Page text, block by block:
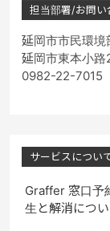
担当部署/お問い
延岡市市民環境
延岡市東本小路
0982-22-7015
サービスについ
Graffer 窓口予
生と解消につ